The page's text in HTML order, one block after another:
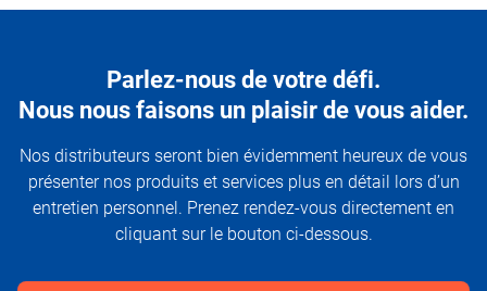
Parlez-nous de votre défi.
Nous nous faisons un plaisir de vous aider.
Nos distributeurs seront bien évidemment heureux de vous
présenter nos produits et services plus en détail lors d’un
entretien personnel. Prenez rendez-vous directement en
cliquant sur le bouton ci-dessous.